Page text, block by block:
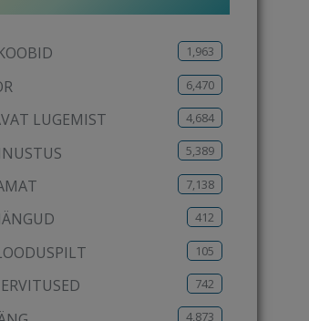
1,963
6,470
LUGEMIST 4,684
5,389
7,138
412
105
742
4,873